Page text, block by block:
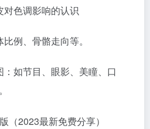
色调影响的认识
例、骨骼走向等。
如节目、眼影、美瞳、口